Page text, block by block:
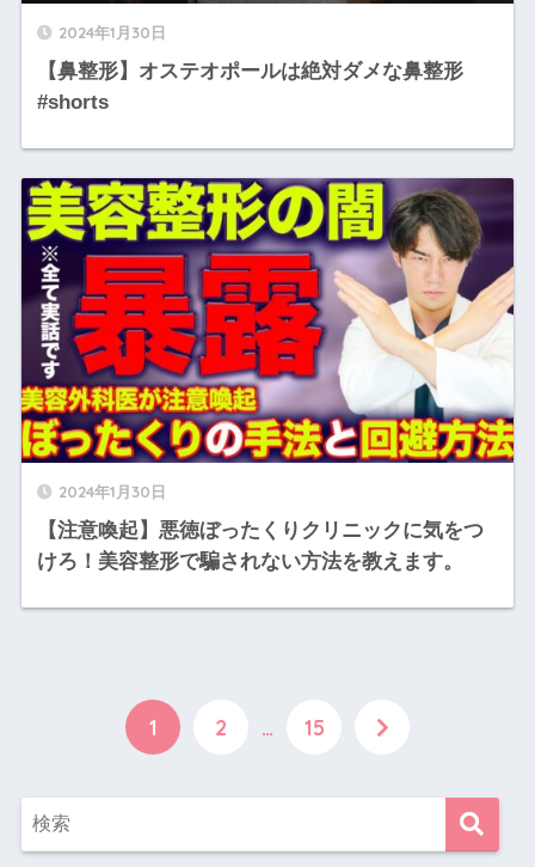
2024年1月30日
【鼻整形】オステオポールは絶対ダメな鼻整形
#shorts
2024年1月30日
【注意喚起】悪徳ぼったくりクリニックに気をつ
けろ！美容整形で騙されない方法を教えます。
1 2 … 15